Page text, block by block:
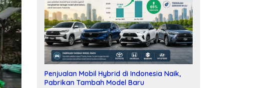
Penjualan Mobil Hybrid di Indonesia Naik,
Pabrikan Tambah Model Baru